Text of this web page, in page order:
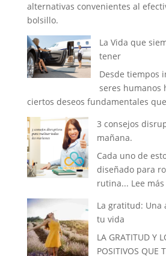
alternativas convenientes al
bolsillo.
La Vida que
tener
Desde tiempos
seres humanos
ciertos deseos fundamentales
3 consejos
mañana.
Cada uno de
diseñado para
rutina... Lee más:
La gratitud: Una
tu vida
LA GRATITUD Y
POSITIVOS QUE